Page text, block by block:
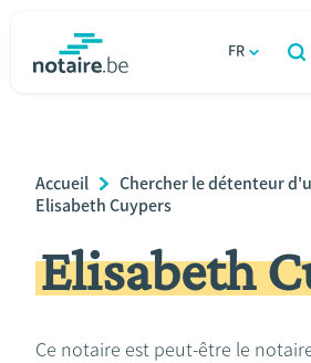
FR
Relations et vivre ensemble
Héritage et donations
Breadcrumb
Accueil
Chercher le détenteur
Elisabeth Cuypers
Elisabeth
Ce notaire est peut-être le